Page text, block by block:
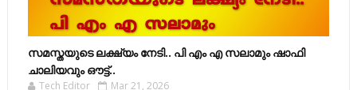
സമസ്തയുടെ ലക്ഷ്യം നേടി.. പി എം എ സലാമും ഷാഫി
ചാലിയവും ഔട്ട്..
Tech Editor Mar 21, 2026